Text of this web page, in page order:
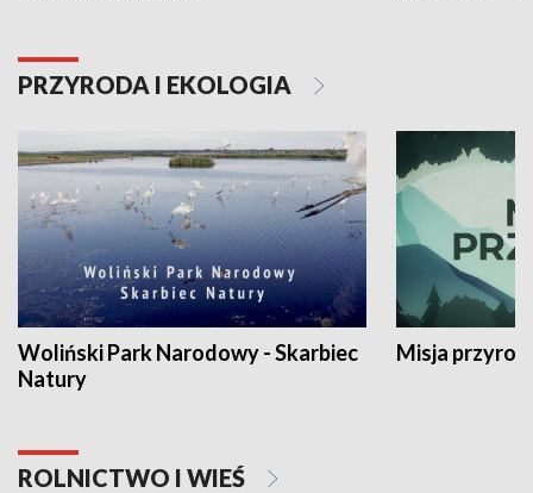
PRZYRODA I EKOLOGIA
Woliński Park Narodowy - Skarbiec
Natury
Misja
ROLNICTWO I WIEŚ